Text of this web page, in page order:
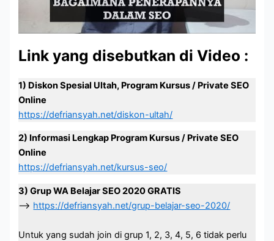
Link yang disebutkan di Video :
1) Diskon Spesial Ultah, Program Kursus / Private SEO
Online
https://defriansyah.net/diskon-ultah/
2) Informasi Lengkap Program Kursus / Private SEO
Online
https://defriansyah.net/kursus-seo/
3) Grup WA Belajar SEO 2020 GRATIS
–> https://defriansyah.net/grup-belajar-seo-2020/
Untuk yang sudah join di grup 1, 2, 3, 4, 5, 6 tidak perlu